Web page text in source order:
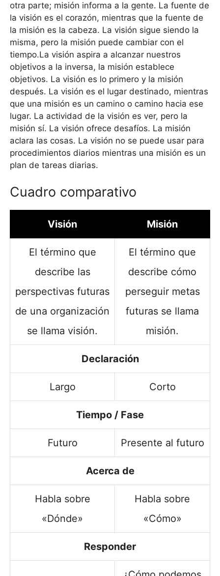
otra parte; misión informa a la gente. La fuente de
la visión es el corazón, mientras que la fuente de
la misión es la cabeza. La visión sigue siendo la
misma, pero la misión puede cambiar con el
tiempo.La visión aspira a alcanzar nuestros
objetivos a la inversa, la misión establece
objetivos. La visión es lo primero y la misión
después. La visión es el lugar destinado, mientras
que una misión es un camino o camino hacia ese
lugar. La actividad de la visión es ver, pero la
misión sí. La visión ofrece desafíos. La misión
aclara las cosas. La visión no se puede usar para
procedimientos diarios mientras una misión es un
plan de tareas diarias.
Cuadro comparativo
Visión Misión
El término que
describe las
perspectivas futuras
de una organización
se llama visión.
El término que
describe cómo
perseguir metas
futuras se llama
misión.
Declaración
Largo Corto
Tiempo / Fase
Futuro Presente al futuro
Acerca de
Habla sobre
«Dónde»
Habla sobre
«Cómo»
Responder